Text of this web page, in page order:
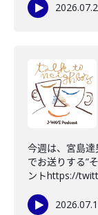
今週は、宮島
でお送りする”
ントhttps://